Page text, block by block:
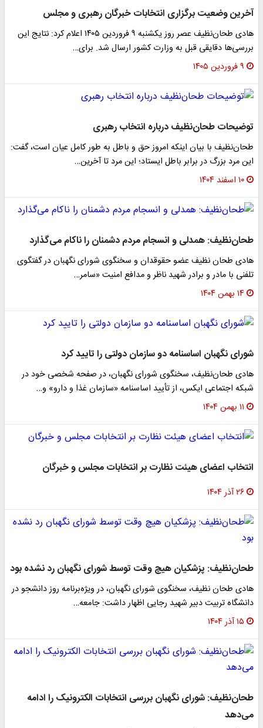
آخرین وضعیت برگزاری انتخابات خبرگان رهبری و مجلس
هادی طحان‌نظیف عصر روز یکشنبه ۹ فروردین ۱۴۰۵ اعلام کرد: نتایج این
بررسی‌ها دقایقی قبل به وزارت کشور ارسال شد. برای…
۹ فروردین ۱۴۰۵
توضیحات طحان‌نظیف درباره انتخاب رهبری
طحان‌نظیف با بیان اینکه امروز حق و باطل به طور کامل عیان است، گفت:
این مرد بزرگ در برابر باطل ایستاد؛ این مرد تا آخرین…
۱۰ اسفند ۱۴۰۴
طحان‌نظیف: همدلی و انسجام مردم دشمنان را ناکام می‌گذارد
هادی طحان نظیف عضو حقوقدان و سخنگوی شورای نگهبان در گفتگوی
تلفنی با مادر و برادر شهید ناظر و مدافع امنیت «سامر…
۱۴ بهمن ۱۴۰۴
شورای نگهبان اساسنامه دو سازمان دولتی را تایید کرد
هادی طحان‌نظیف، سخنگوی شورای نگهبان، در صفحه شخصی خود در
شبکه اجتماعی ایکس، از تأیید اساسنامه «سازمان غذا و دارو» و…
۱۱ بهمن ۱۴۰۴
انتخاب اعضای هیئت نظارت بر انتخابات مجلس و خبرگان
۲۶ آذر ۱۴۰۴
طحان‌نظیف: پزشکیان هیچ وقت توسط شورای نگهبان رد نشده بود
هادی طحان نظیف، سخنگوی شورای نگهبان، در ویژه‌برنامه روز دانشجو در
دانشگاه تربیت دبیر شهید رجایی اظهار داشت: جامعه…
۱۵ آذر ۱۴۰۴
طحان‌نظیف: شورای نگهبان بررسی انتخابات الکترونیک را ادامه
می‌دهد